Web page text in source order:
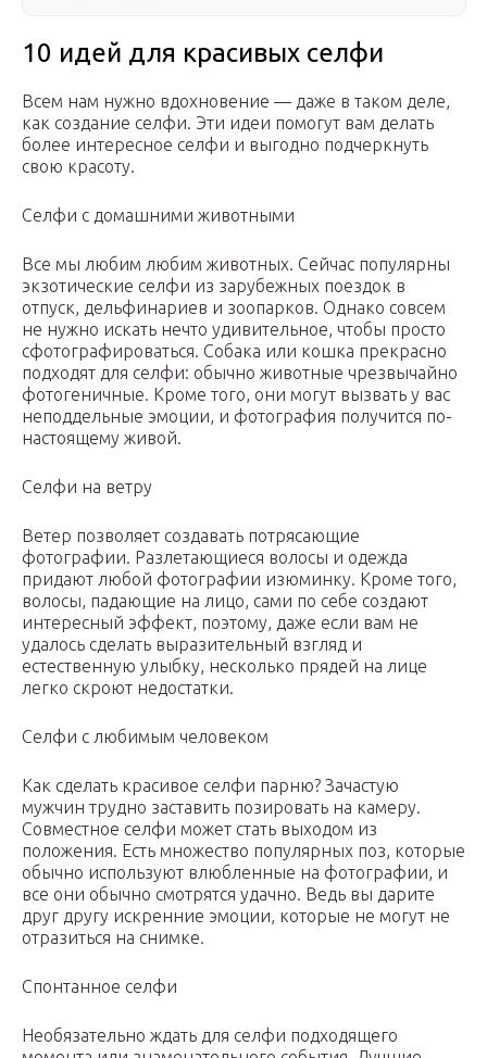
10 идей для красивых селфи
Всем нам нужно вдохновение — даже в таком деле,
как создание селфи. Эти идеи помогут вам делать
более интересное селфи и выгодно подчеркнуть
свою красоту.
Селфи с домашними животными
Все мы любим любим животных. Сейчас популярны
экзотические селфи из зарубежных поездок в
отпуск, дельфинариев и зоопарков. Однако совсем
не нужно искать нечто удивительное, чтобы просто
сфотографироваться. Собака или кошка прекрасно
подходят для селфи: обычно животные чрезвычайно
фотогеничные. Кроме того, они могут вызвать у вас
неподдельные эмоции, и фотография получится по-
настоящему живой.
Селфи на ветру
Ветер позволяет создавать потрясающие
фотографии. Разлетающиеся волосы и одежда
придают любой фотографии изюминку. Кроме того,
волосы, падающие на лицо, сами по себе создают
интересный эффект, поэтому, даже если вам не
удалось сделать выразительный взгляд и
естественную улыбку, несколько прядей на лице
легко скроют недостатки.
Селфи с любимым человеком
Как сделать красивое селфи парню? Зачастую
мужчин трудно заставить позировать на камеру.
Совместное селфи может стать выходом из
положения. Есть множество популярных поз, которые
обычно используют влюбленные на фотографии, и
все они обычно смотрятся удачно. Ведь вы дарите
друг другу искренние эмоции, которые не могут не
отразиться на снимке.
Спонтанное селфи
Необязательно ждать для селфи подходящего